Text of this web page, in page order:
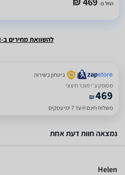
החל מ-
להשוואת מחירים ב-2 חנויות
ביטחון בשירות
מסופק ע״י מוכר חיצוני
₪469
משלוח חינם עד 7 ימי עסקים
נמצאה חוות דעת אחת
Helen